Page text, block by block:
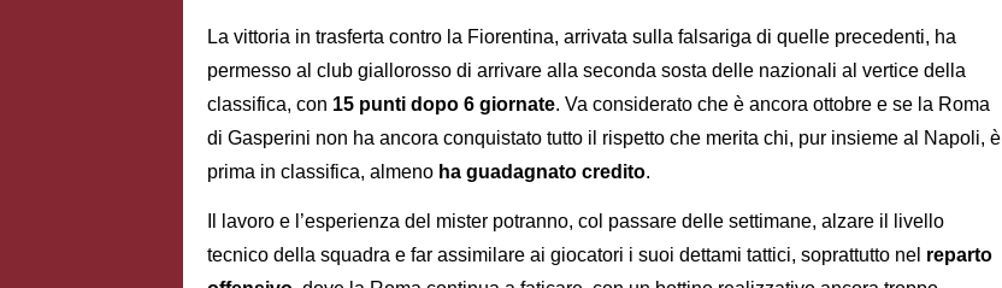
La vittoria in trasferta contro la Fiorentina, arrivata sulla falsariga di quelle precedenti, ha
permesso al club giallorosso di arrivare alla seconda sosta delle nazionali al vertice della
classifica, con 15 punti dopo 6 giornate. Va considerato che è ancora ottobre e se la Roma
di Gasperini non ha ancora conquistato tutto il rispetto che merita chi, pur insieme al Napoli, è
prima in classifica, almeno ha guadagnato credito.
Il lavoro e l’esperienza del mister potranno, col passare delle settimane, alzare il livello
tecnico della squadra e far assimilare ai giocatori i suoi dettami tattici, soprattutto nel reparto